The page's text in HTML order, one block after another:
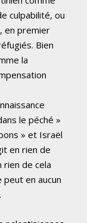
culpabilité, ou
en premier
Bien
la
le péché »
» et Israël
en rien de
rien de cela
peut en aucun